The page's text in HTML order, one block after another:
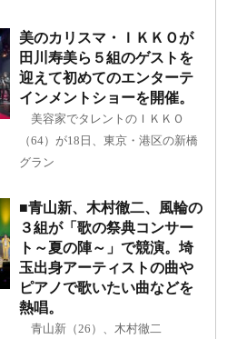
美のカリスマ・ＩＫＫＯが
田川寿美ら５組のゲストを
迎えて初めてのエンターテ
インメントショーを開催。
美容家でタレントのＩＫＫＯ
（64）が18日、東京・港区の新橋
グラン
■青山新、木村徹二、風輪の
３組が「歌の祭典コンサー
ト～夏の陣～」で競演。埼
玉出身アーティストの曲や
ピアノで歌いたい曲などを
熱唱。
青山新（26）、木村徹二